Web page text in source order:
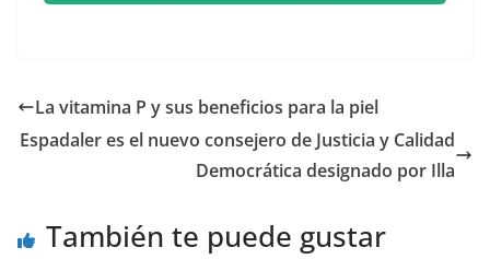
La vitamina P y sus beneficios para la piel
Espadaler es el nuevo consejero de Justicia y Calidad
Democrática designado por Illa
También te puede gustar